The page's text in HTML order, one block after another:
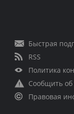
Быстрая
RSS
Политика
Сообщить
Правовая